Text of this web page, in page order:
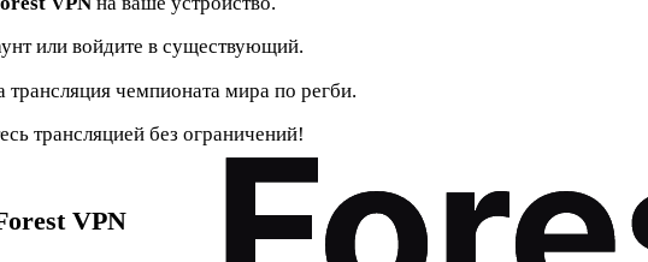
или войдите в существующий.
трансляция чемпионата мира по регби.
трансляцией без ограничений!
VPN